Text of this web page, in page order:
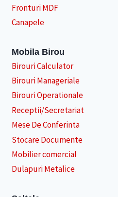
Fronturi MDF
Canapele
Mobila Birou
Birouri Calculator
Birouri Manageriale
Birouri Operationale
Receptii/Secretariat
Mese De Conferinta
Stocare Documente
Mobilier comercial
Dulapuri Metalice